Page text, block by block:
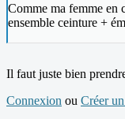
Comme ma femme en
ensemble ceinture +
Il faut juste bien
Connexion ou Créer